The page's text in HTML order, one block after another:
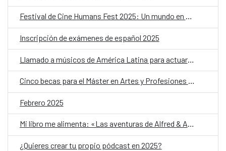
Festival de Cine Humans Fest 2025: Un mundo en movimiento
Inscripción de exámenes de español 2025
Llamado a músicos de América Latina para actuar en BIME Bogotá
Cinco becas para el Máster en Artes y Profesiones Artísticas
Febrero 2025
Mi libro me alimenta: «Las aventuras de Alfred & Agatha»
¿Quieres crear tu propio pódcast en 2025?